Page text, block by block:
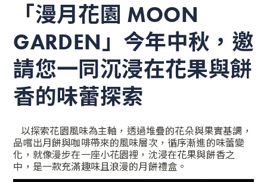
「漫月花園 MOON
GARDEN」 今年中秋，邀
請您一同沉浸在花果與餅
香的味蕾探索
以探索花園風味為主軸，透過堆疊的花朵與果實基調，
品嚐出月餅與咖啡帶來的風味層次，循序漸進的味蕾變
化，就像漫步在一座小花園裡，沈浸在花果與餅香之
中，是一款充滿趣味且浪漫的月餅禮盒。